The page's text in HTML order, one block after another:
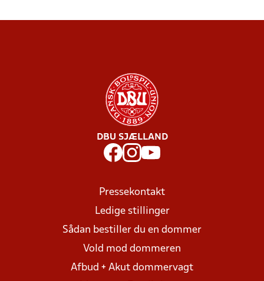
DBU SJÆLLAND
Pressekontakt
Ledige stillinger
Sådan bestiller du en dommer
Vold mod dommeren
Afbud + Akut dommervagt